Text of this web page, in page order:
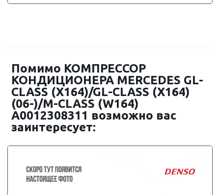
Помимо КОМПРЕССОР
КОНДИЦИОНЕРА MERCEDES GL-
CLASS (X164)/GL-CLASS (X164)
(06-)/M-CLASS (W164)
A0012308311 возможно вас
заинтересует: